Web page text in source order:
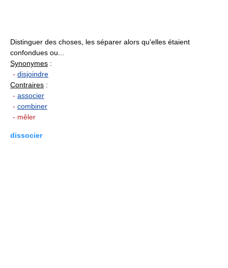
Distinguer des choses, les séparer alors qu'elles étaient
confondues ou...
Synonymes :
- disjoindre
Contraires :
- associer
- combiner
- mêler
dissocier